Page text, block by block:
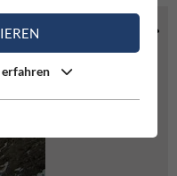
erfahren